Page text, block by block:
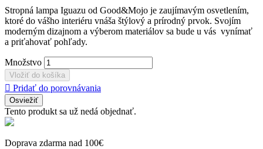
Stropná lampa Iguazu od Good&Mojo je zaujímavým osvetlením,
ktoré do vášho interiéru vnáša štýlový a prírodný prvok. Svojím
moderným dizajnom a výberom materiálov sa bude u vás vynímať
a priťahovať pohľady.
Množstvo
Vložiť do košíka
 Pridať do porovnávania
Tento produkt sa už nedá objednať.
Doprava zdarma nad 100€